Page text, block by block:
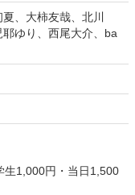
、大柿友哉、北川
ゆり、西尾大介、ba
生1,000円・当日1,500